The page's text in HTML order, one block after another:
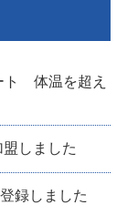
ト 体温を超え
盟しました
録しました